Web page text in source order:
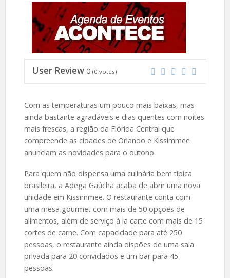
User Review 0 (0 votes)
Com as temperaturas um pouco mais baixas, mas
ainda bastante agradáveis e dias quentes com noites
mais frescas, a região da Flórida Central que
compreende as cidades de Orlando e Kissimmee
anunciam as novidades para o outono.
Para quem não dispensa uma culinária bem típica
brasileira, a Adega Gaúcha acaba de abrir uma nova
unidade em Kissimmee. O restaurante conta com
uma mesa gourmet com mais de 50 opções de
alimentos, além de serviço à la carte com mais de 15
cortes de carne. Com capacidade para até 250
pessoas, o restaurante ainda dispões de uma sala
privada para 20 convidados e um bar para 45
pessoas.